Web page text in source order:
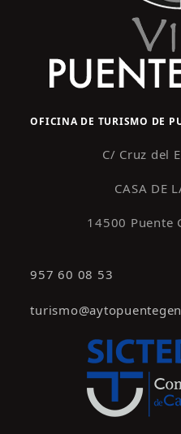
OFICINA DE TURISMO DE
C/ Cruz del
CASA DE
14500 Puente
957 60 08 53